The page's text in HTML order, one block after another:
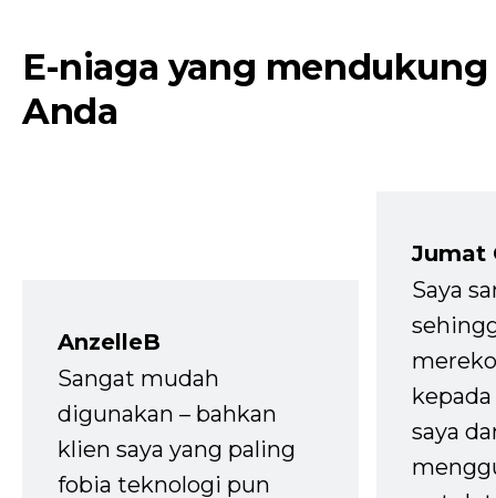
E-niaga yang mendukung
Anda
AnzelleB
Sangat mudah
digunakan – bahkan
klien saya yang paling
fobia teknologi pun
Jumat
Saya
saya